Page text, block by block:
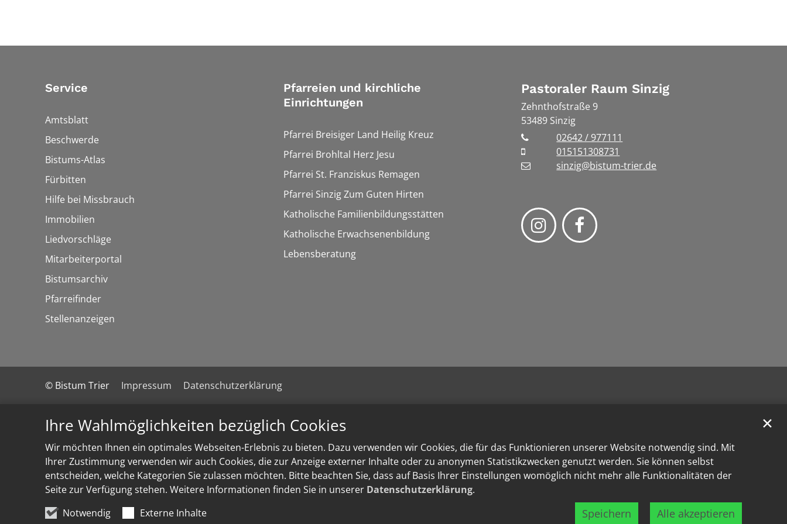
Ihre Wahlmöglichkeiten bezüglich Cookies
Wir möchten Ihnen ein optimales Webseiten-Erlebnis zu bieten. Dazu verwenden wir Cookies, die für das Funktionieren unserer Website notwendig sind. Mit
Ihrer Zustimmung verwenden wir auch Cookies, die zur Anzeige externer Inhalte oder zu anonymen Statistikzwecken genutzt werden. Sie können selbst
entscheiden, welche Kategorien Sie zulassen möchten. Bitte beachten Sie, dass auf Basis Ihrer Einstellungen womöglich nicht mehr alle Funktionalitäten der
Seite zur Verfügung stehen. Weitere Informationen finden Sie in unserer Datenschutzerklärung.
Notwendig
Externe Inhalte Speichern Alle akzeptieren
✕
Service
Amtsblatt
Beschwerde
Bistums-Atlas
Fürbitten
Hilfe bei Missbrauch
Immobilien
Liedvorschläge
Mitarbeiterportal
Bistumsarchiv
Pfarreifinder
Stellenanzeigen
Pfarreien und kirchliche
Einrichtungen
Pfarrei Breisiger Land Heilig Kreuz
Pfarrei Brohltal Herz Jesu
Pfarrei St. Franziskus Remagen
Pfarrei Sinzig Zum Guten Hirten
Katholische Familienbildungsstätten
Katholische Erwachsenenbildung
Lebensberatung
Pastoraler Raum Sinzig
Zehnthofstraße 9
53489 Sinzig
02642 / 977111
015151308731
sinzig@bistum-trier.de
© Bistum Trier Impressum Datenschutzerklärung